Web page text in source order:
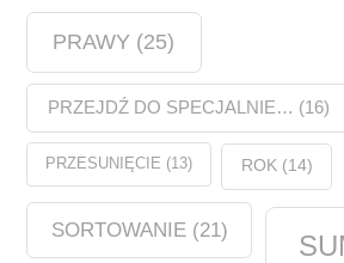
PRAWY (25)
PRZEJDŹ DO SPECJALNIE… (16)
PRZESUNIĘCIE (13) ROK(14)
SORTOWANIE(21)